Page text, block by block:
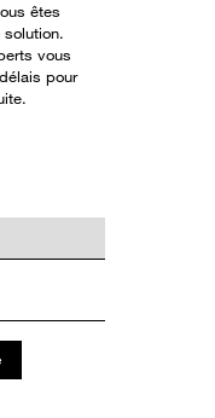
êtes
solution.
vous
pour